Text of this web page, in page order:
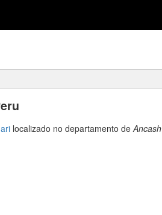
localizado no departamento deAncash